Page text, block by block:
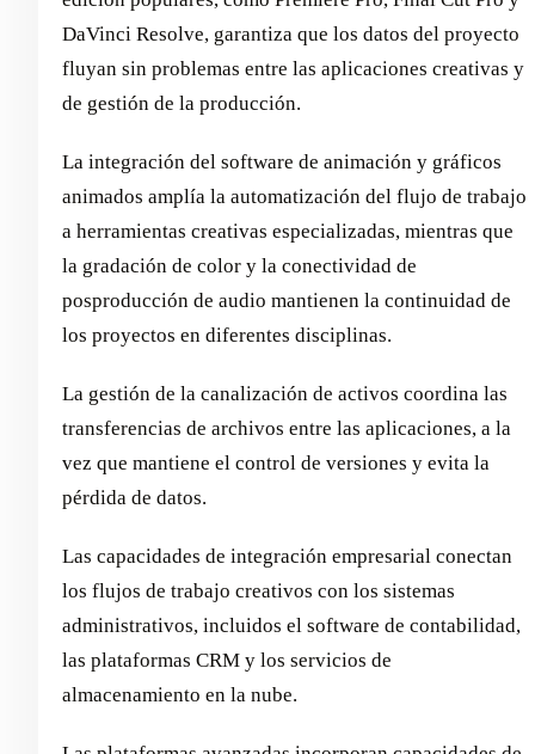
DaVinci Resolve, garantiza que los datos del proyecto
fluyan sin problemas entre las aplicaciones creativas y
de gestión de la producción.
La integración del software de animación y gráficos
animados amplía la automatización del flujo de trabajo
a herramientas creativas especializadas, mientras que
la gradación de color y la conectividad de
posproducción de audio mantienen la continuidad de
los proyectos en diferentes disciplinas.
La gestión de la canalización de activos coordina las
transferencias de archivos entre las aplicaciones, a la
vez que mantiene el control de versiones y evita la
pérdida de datos.
Las capacidades de integración empresarial conectan
los flujos de trabajo creativos con los sistemas
administrativos, incluidos el software de contabilidad,
las plataformas CRM y los servicios de
almacenamiento en la nube.